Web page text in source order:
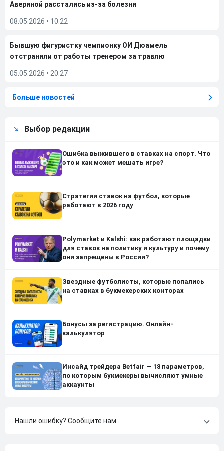
Авериной расстались из-за болезни
08.05.2026 • 10:22
Бывшую фигуристку чемпионку ОИ Дюамель
отстранили от работы тренером за травлю
05.05.2026 • 20:27
Больше новостей
Выбор редакции
Ошибка выжившего в ставках на спорт. Что
это и как может мешать игре?
Стратегии ставок на футбол, которые
работают в 2026 году
Polymarket и Kalshi: как работают площадки
для ставок на политику и культуру и почему
они запрещены в России?
Звездные футболисты, которые попались
на ставках в букмекерских конторах
Бонусы за регистрацию. Онлайн-
калькулятор
Инсайд трейдера Betfair — 18 параметров,
по которым букмекеры вычисляют умные
аккаунты
Нашли ошибку? Сообщите нам